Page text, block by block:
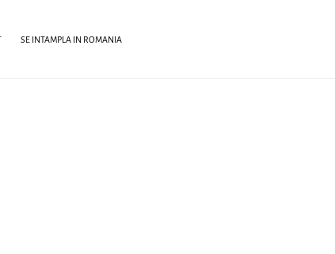
SE INTAMPLA IN ROMANIA